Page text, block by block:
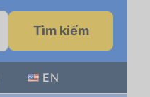
Tìm kiếm
EN